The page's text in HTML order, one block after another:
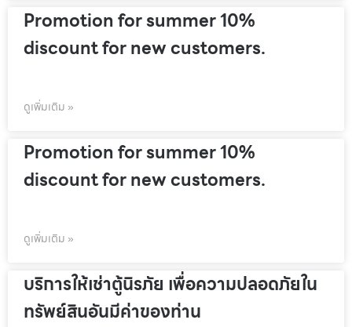
Promotion for summer 10%
discount for new customers.
ดูเพิ่มเติม »
Promotion for summer 10%
discount for new customers.
ดูเพิ่มเติม »
บริการให้เช่าตู้นิรภัย เพื่อความปลอดภัยใน
ทรัพย์สินอันมีค่าของท่าน